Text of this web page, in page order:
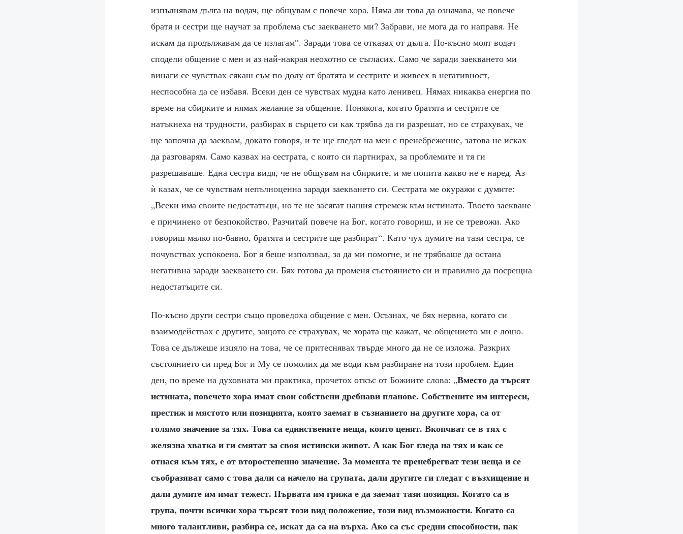
изпълнявам дълга на водач, ще общувам с повече хора. Няма ли това да означава, че повече
братя и сестри ще научат за проблема със заекването ми? Забрави, не мога да го направя. Не
искам да продължавам да се излагам“. Заради това се отказах от дълга. По-късно моят водач
сподели общение с мен и аз най-накрая неохотно се съгласих. Само че заради заекването ми
винаги се чувствах сякаш съм по-долу от братята и сестрите и живеех в негативност,
неспособна да се избавя. Всеки ден се чувствах мудна като ленивец. Нямах никаква енергия по
време на сбирките и нямах желание за общение. Понякога, когато братята и сестрите се
натъкнеха на трудности, разбирах в сърцето си как трябва да ги разрешат, но се страхувах, че
ще започна да заеквам, докато говоря, и те ще гледат на мен с пренебрежение, затова не исках
да разговарям. Само казвах на сестрата, с която си партнирах, за проблемите и тя ги
разрешаваше. Една сестра видя, че не общувам на сбирките, и ме попита какво не е наред. Аз
ѝ казах, че се чувствам непълноценна заради заекването си. Сестрата ме окуражи с думите:
„Всеки има своите недостатъци, но те не засягат нашия стремеж към истината. Твоето заекване
е причинено от безпокойство. Разчитай повече на Бог, когато говориш, и не се тревожи. Ако
говориш малко по-бавно, братята и сестрите ще разбират“. Като чух думите на тази сестра, се
почувствах успокоена. Бог я беше използвал, за да ми помогне, и не трябваше да остана
негативна заради заекването си. Бях готова да променя състоянието си и правилно да посрещна
недостатъците си.
По-късно други сестри също проведоха общение с мен. Осъзнах, че бях нервна, когато си
взаимодействах с другите, защото се страхувах, че хората ще кажат, че общението ми е лошо.
Това се дължеше изцяло на това, че се притеснявах твърде много да не се изложа. Разкрих
състоянието си пред Бог и Му се помолих да ме води към разбиране на този проблем. Един
ден, по време на духовната ми практика, прочетох откъс от Божиите слова: „Вместо да търсят
истината, повечето хора имат свои собствени дребнави планове. Собствените им интереси,
престиж и мястото или позицията, която заемат в съзнанието на другите хора, са от
голямо значение за тях. Това са единствените неща, които ценят. Вкопчват се в тях с
желязна хватка и ги смятат за своя истински живот. А как Бог гледа на тях и как се
отнася към тях, е от второстепенно значение. За момента те пренебрегват тези неща и се
съобразяват само с това дали са начело на групата, дали другите ги гледат с възхищение и
дали думите им имат тежест. Първата им грижа е да заемат тази позиция. Когато са в
група, почти всички хора търсят този вид положение, този вид възможности. Когато са
много талантливи, разбира се, искат да са на върха. Ако са със средни способности, пак